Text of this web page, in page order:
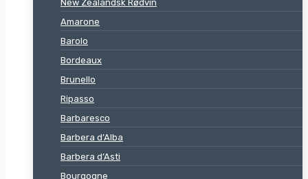
New Zealandsk Rødvin
Amarone
Barolo
Bordeaux
Brunello
Ripasso
Barbaresco
Barbera d’Alba
Barbera d’Asti
Bourgogne